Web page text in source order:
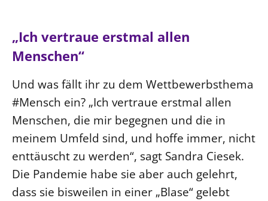
„Ich vertraue erstmal allen
Menschen“
Und was fällt ihr zu dem Wettbewerbsthema
#Mensch ein? „Ich vertraue erstmal allen
Menschen, die mir begegnen und die in
meinem Umfeld sind, und hoffe immer, nicht
enttäuscht zu werden“, sagt Sandra Ciesek.
Die Pandemie habe sie aber auch gelehrt,
dass sie bisweilen in einer „Blase“ gelebt